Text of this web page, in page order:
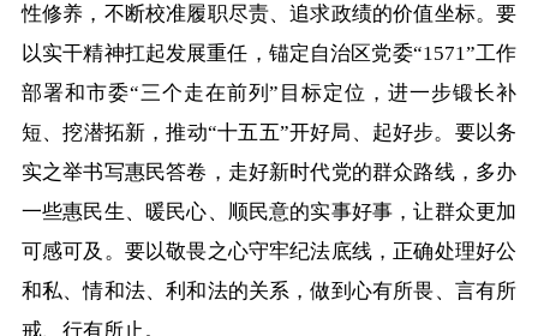
性修养，不断校准履职尽责、追求政绩的价值坐标。要
以实干精神扛起发展重任，锚定自治区党委“1571”工作
部署和市委“三个走在前列”目标定位，进一步锻长补
短、挖潜拓新，推动“十五五”开好局、起好步。要以务
实之举书写惠民答卷，走好新时代党的群众路线，多办
一些惠民生、暖民心、顺民意的实事好事，让群众更加
可感可及。要以敬畏之心守牢纪法底线，正确处理好公
和私、情和法、利和法的关系，做到心有所畏、言有所
戒、行有所止。